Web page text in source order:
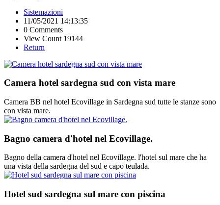
Sistemazioni
11/05/2021 14:13:35
0 Comments
View Count 19144
Return
Camera hotel sardegna sud con vista mare
Camera BB nel hotel Ecovillage in Sardegna sud tutte le stanze sono
con vista mare.
Bagno camera d'hotel nel Ecovillage.
Bagno della camera d'hotel nel Ecovillage. l'hotel sul mare che ha
una vista della sardegna del sud e capo teulada.
Hotel sud sardegna sul mare con piscina